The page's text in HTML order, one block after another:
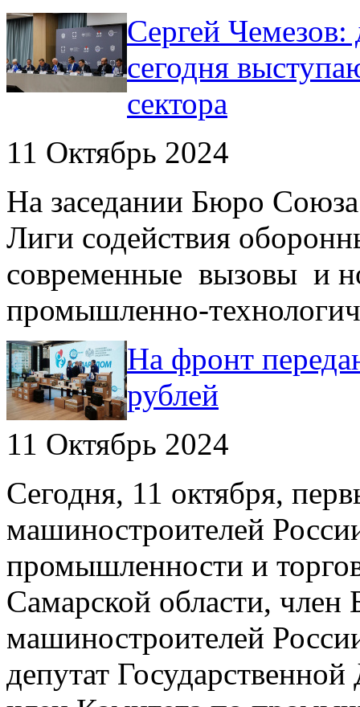
Сергей Чемезов:
сегодня
сектора
11 Октябрь 2024
На заседании Бюро
Лиги содействия
современные вызовы и
промышленно-
На фронт
рублей
11 Октябрь 2024
Сегодня, 11 октября,
машиностроителей
промышленности и
Самарской области,
машиностроителей
депутат